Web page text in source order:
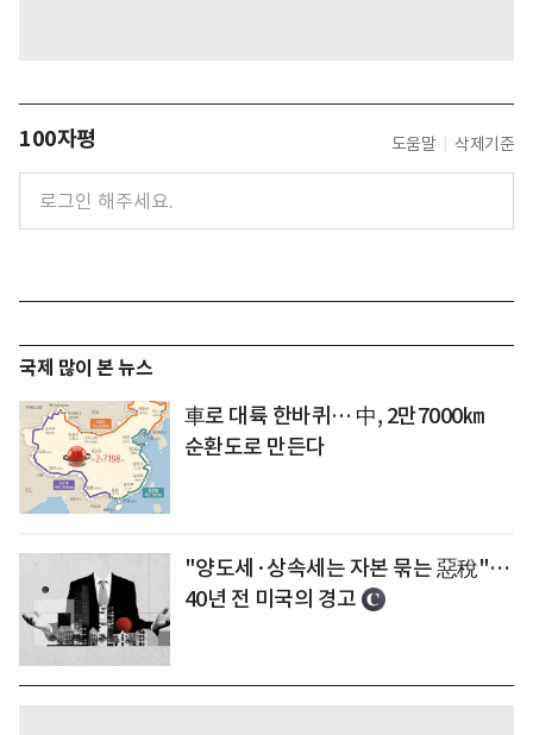
100자평 도움말 삭제기준
국제 많이 본 뉴스
車로 대륙 한바퀴… 中, 2만7000㎞
순환도로 만든다
"양도세·상속세는 자본 묶는 惡稅"…
40년 전 미국의 경고